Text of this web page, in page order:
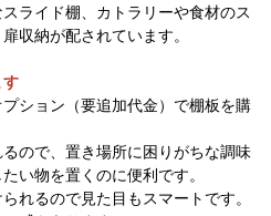
ライド棚、カトラリーや食材のス
収納が配されています。
す
ション（要追加代金）で棚板を購
ので、置き場所に困りがちな調味
い物を置くのに便利です。
れるので見た目もスマートです。